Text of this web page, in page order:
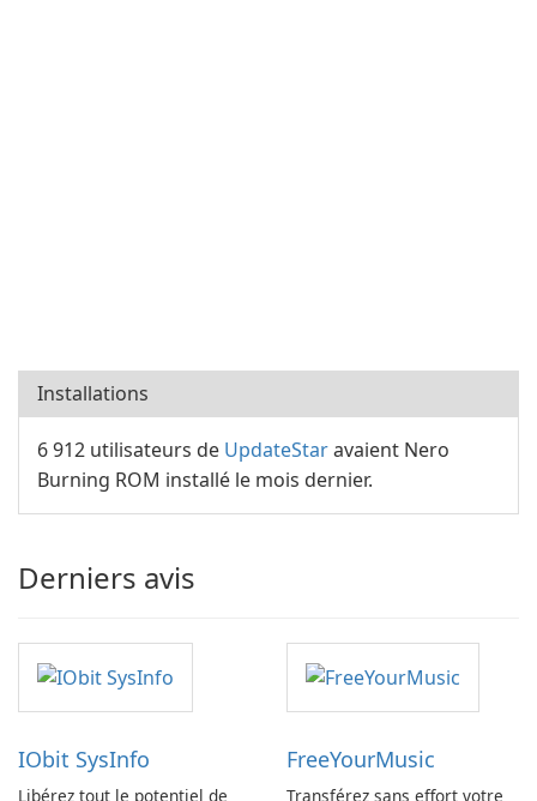
Installations
6 912 utilisateurs de UpdateStaravaient Nero
Burning ROM installé le mois dernier.
Derniers avis
IObit SysInfo
Libérez tout le potentiel de
FreeYourMusic
Transférez sans effort votre